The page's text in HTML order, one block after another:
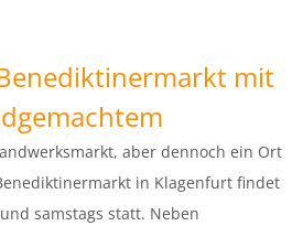
mit
aber dennoch ein Ort
in Klagenfurt findet
samstags statt. Neben